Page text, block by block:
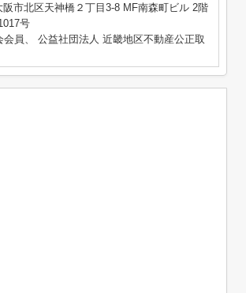
阪市北区天神橋２丁目3-8 MF南森町ビル 2階
号
員、 公益社団法人 近畿地区不動産公正取